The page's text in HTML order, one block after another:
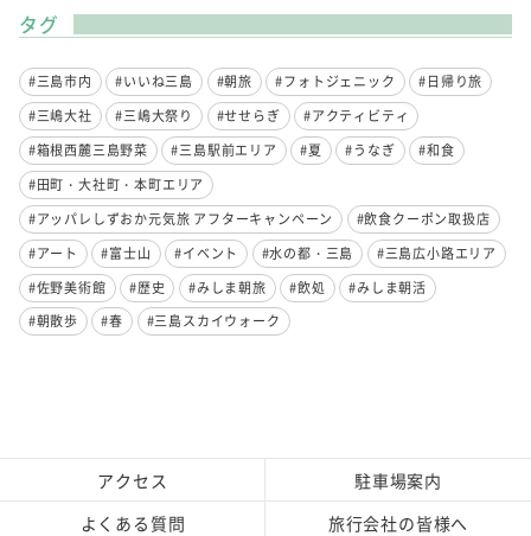
タグ
#三島市内 #いいね三島 #朝旅 #フォトジェニック
#日帰り旅
#三嶋大社
#三嶋大祭り #せせらぎ
#アクティビティ
#箱根西麓三島野菜
#三島駅前エリア #夏 #うなぎ
#和食
#田町・大社町・本町エリア
#アッパレしずおか元気旅 アフターキャンペーン
#飲食クーポン取扱店
#アート
#富士山 #イベント #水の都・三島
#三島広小路エリア
#佐野美術館
#歴史 #みしま朝旅 #飲処
#みしま朝活
#朝散歩
#春 #三島スカイウォーク
アクセス
駐車場案内
よくある質問
旅行会社の皆様へ